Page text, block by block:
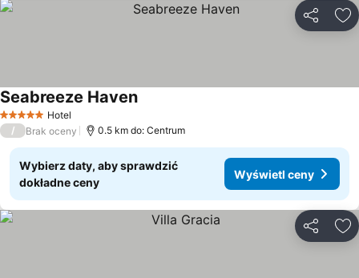
5 KategoriaHotel
Seabreeze Haven
/ Brak oceny 0.5 km do: Centrum
Wybierz daty, aby sprawdzić
dokładne ceny
Wyświetl ceny